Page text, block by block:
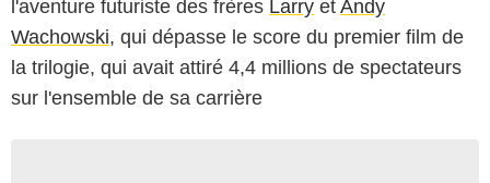
l'aventure futuriste des frères Larry et Andy
Wachowski, qui dépasse le score du premier film de
la trilogie, qui avait attiré 4,4 millions de spectateurs
sur l'ensemble de sa carrière